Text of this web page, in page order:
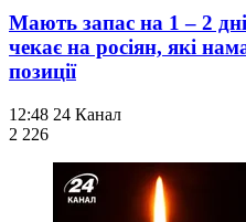
Мають запас на 1 – 2
чекає на росіян, які
позиції
12:48 24 Канал
2 226